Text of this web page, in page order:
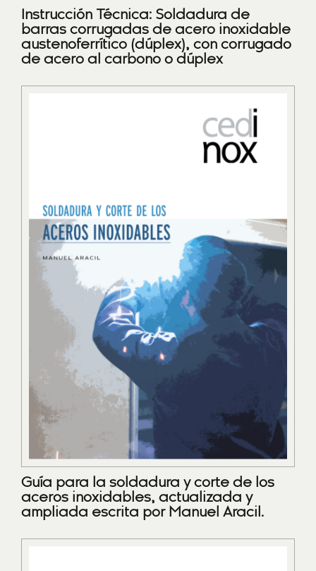
Instrucción Técnica: Soldadura de
barras corrugadas de acero inoxidable
austenoferrítico (dúplex), con corrugado
de acero al carbono o dúplex
Guía para la soldadura y corte de los
aceros inoxidables, actualizada y
ampliada escrita por Manuel Aracil.